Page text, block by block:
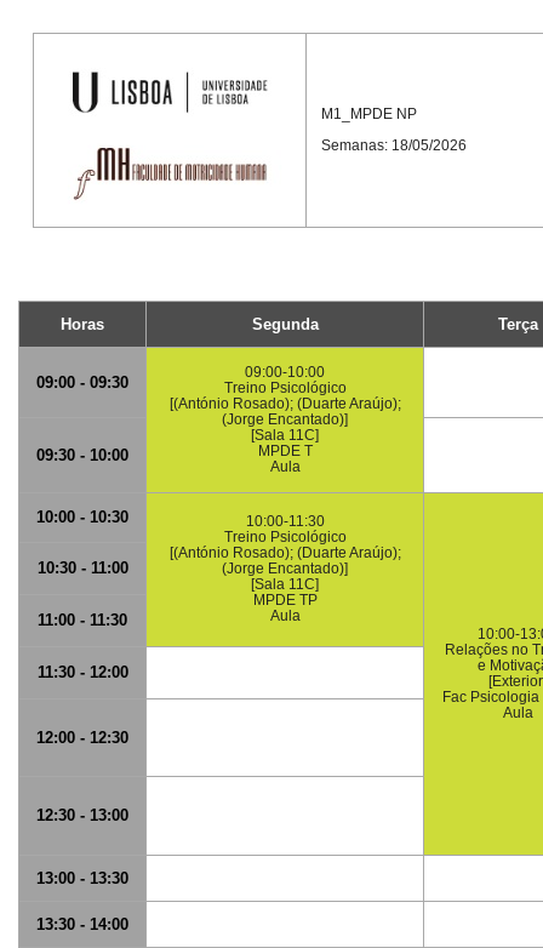
M1_MPDE NP
Semanas: 18/05/2026
Horas Segunda Terça
09:00 - 09:30
09:00-10:00
Treino Psicológico
[(António Rosado); (Duarte Araújo);
(Jorge Encantado)]
[Sala 11C]
MPDE T
Aula
09:30 - 10:00
10:00 - 10:30
10:00-11:30
Treino Psicológico
[(António Rosado); (Duarte Araújo);
(Jorge Encantado)]
[Sala 11C]
MPDE TP
Aula
10:00-
Relações no
e
Fac Psicologia
Aula
10:30 - 11:00
11:00 - 11:30
11:30 - 12:00
12:00 - 12:30
12:30 - 13:00
13:00 - 13:30
13:30 - 14:00